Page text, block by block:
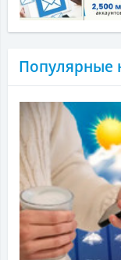
Популярные